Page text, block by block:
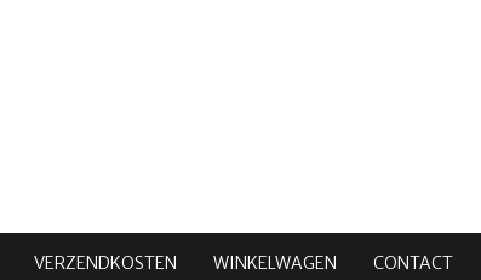
VERZENDKOSTEN WINKELWAGEN CONTACT